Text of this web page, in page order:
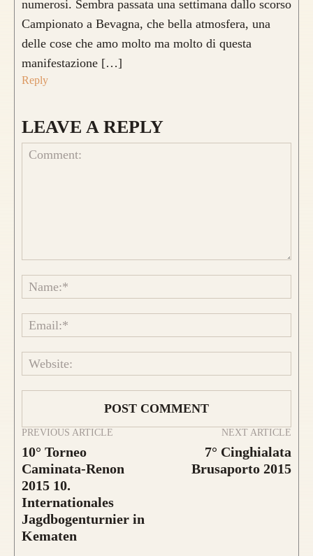
numerosi. Sembra passata una settimana dallo scorso
Campionato a Bevagna, che bella atmosfera, una
delle cose che amo molto ma molto di questa
manifestazione […]
Reply
LEAVE A REPLY
PREVIOUS ARTICLE
10° Torneo
Caminata-Renon
2015 10.
Internationales
Jagdbogenturnier in
Kematen
NEXT ARTICLE
7° Cinghialata
Brusaporto 2015